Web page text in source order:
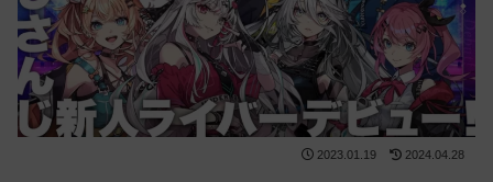
2023.01.19 2024.04.28